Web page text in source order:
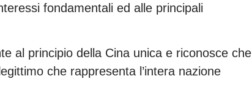
fondamentali ed alle principali
al principio della Cina unica e riconosce che
che rappresenta l’intera nazione